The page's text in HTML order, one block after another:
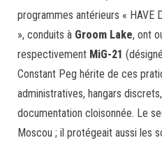
programmes antérieurs « HAVE
», conduits à Groom Lake, ont
respectivement MiG-21
Constant Peg hérite de ces
administratives, hangars
documentation cloisonnée. Le
Moscou ; il protégeait aussi les